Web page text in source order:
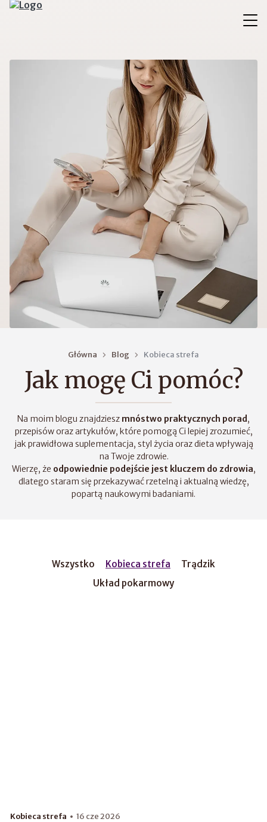
Główna Blog Kobieca strefa
Jak mogę Ci pomóc?
Na moim blogu znajdziesz mnóstwo praktycznych porad ,
przepisów oraz artykułów, które pomogą Ci lepiej zrozumieć,
jak prawidłowa suplementacja, styl życia oraz dieta wpływają
na Twoje zdrowie.
Wierzę, że odpowiednie podejście jest kluczem do zdrowia,
dlatego staram się przekazywać rzetelną i aktualną wiedzę,
popartą naukowymi badaniami.
Wszystko Kobieca strefa
Trądzik
Układ pokarmowy
Kobieca strefa 16 cze 2026